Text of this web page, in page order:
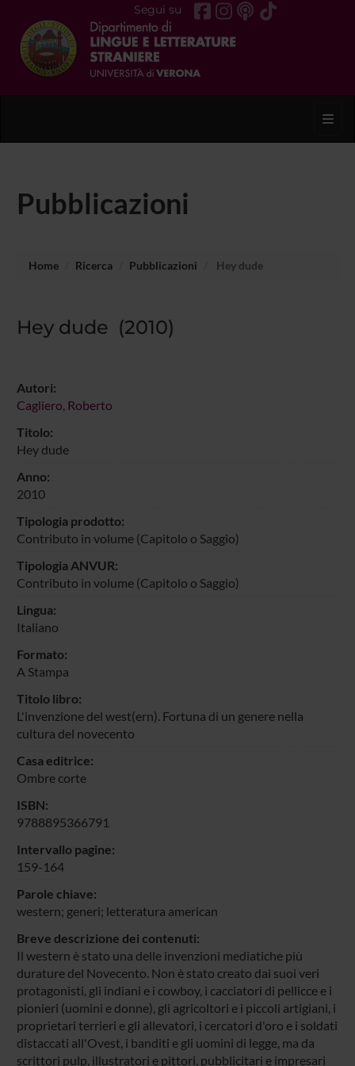
Segui su
Pubblicazioni
Home Ricerca Pubblicazioni Hey dude
Hey dude (2010)
Autori:
Cagliero, Roberto
Titolo:
Hey dude
Anno:
2010
Tipologia prodotto:
Contributo in volume (Capitolo o Saggio)
Tipologia ANVUR:
Contributo in volume (Capitolo o Saggio)
Lingua:
Italiano
Formato:
A Stampa
Titolo libro:
L'invenzione del west(ern). Fortuna di un genere nella
cultura del novecento
Casa editrice:
Ombre corte
ISBN:
9788895366791
Intervallo pagine:
159-164
Parole chiave:
western; generi; letteratura american
Breve descrizione dei contenuti:
Il western è stato una delle invenzioni mediatiche più
durature del Novecento. Non è stato creato dai suoi veri
protagonisti, gli indiani e i cowboy, i cacciatori di pellicce e i
pionieri (uomini e donne), gli agricoltori e i piccoli artigiani, i
proprietari terrieri e gli allevatori, i cercatori d'oro e i soldati
distaccati all'Ovest, i banditi e gli uomini di legge, ma da
scrittori pulp, illustratori e pittori, pubblicitari e impresari